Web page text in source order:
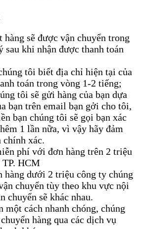
hàng sẽ được vận chuyển trong
khi nhận được thanh toán
tôi biết địa chỉ hiện tại của
toán trong vòng 1-2 tiếng;
tôi sẽ gửi hàng của bạn dựa
bạn trên email bạn gởi cho tôi,
bạn chúng tôi sẽ gọi bạn xác
1 lần nữa, vì vậy hãy đảm
chính xác.
phí với đơn hàng trên 2 triệu
HCM
hàng dưới 2 triệu công ty chúng
chuyển tùy theo khu vực nội
chuyển sẽ khác nhau.
một cách nhanh chóng, chúng
hàng qua các dịch vụ